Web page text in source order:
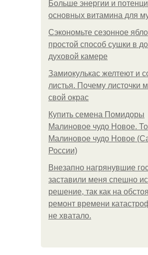
Больше энергии и
основных витамина для
Сэкономьте сезонное
простой способ сушки в
духовой камере
Замиокулькас желтеют и
листья. Почему листочки
свой окрас
Купить семена Помидоры
Малиновое чудо Новое.
Малиновое чудо Новое
России)
Внезапно нагрянувшие
заставили меня спешно
решение, так как на
ремонт времени
не хватало.